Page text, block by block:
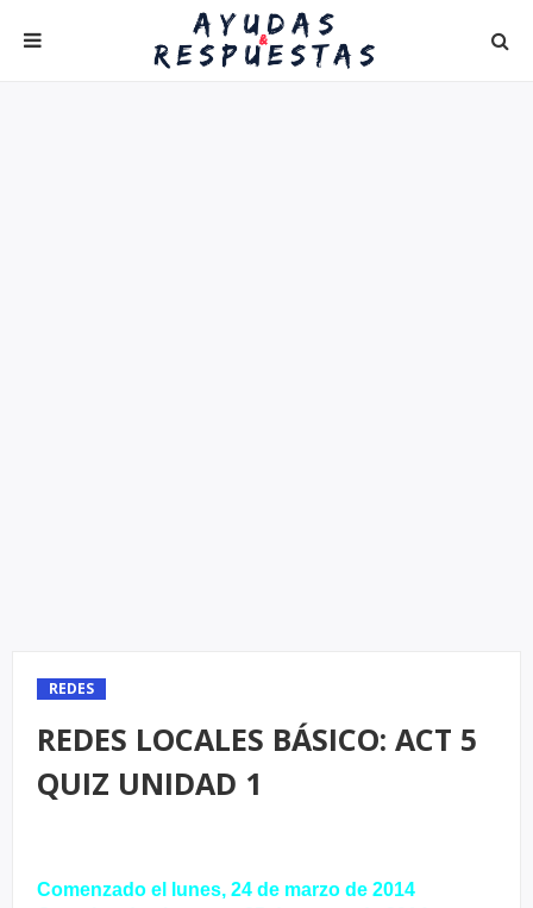
REDES
REDES LOCALES BÁSICO: ACT 5
QUIZ UNIDAD 1
Comenzado el lunes, 24 de marzo de 2014